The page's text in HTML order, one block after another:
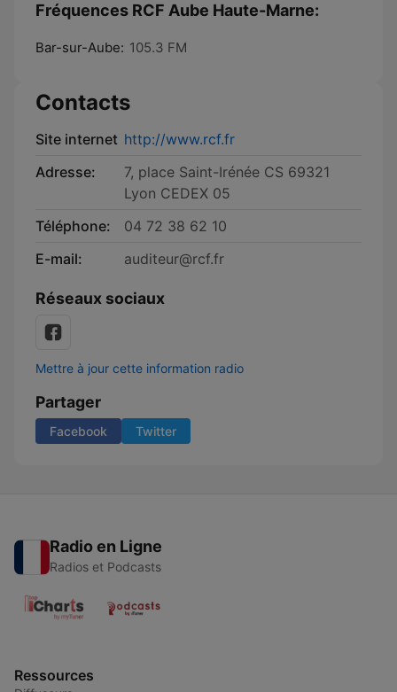
Fréquences RCF Aube Haute-Marne:
Bar-sur-Aube: 105.3 FM
Contacts
Site internet http://www.rcf.fr
Adresse:
7, place Saint-Irénée CS 69321
Lyon CEDEX 05
Téléphone:
04 72 38 62 10
E-mail:
auditeur@rcf.fr
Réseaux sociaux
Mettre à jour cette information radio
Partager
Facebook Twitter
Radio en Ligne
Radios et Podcasts
Ressources